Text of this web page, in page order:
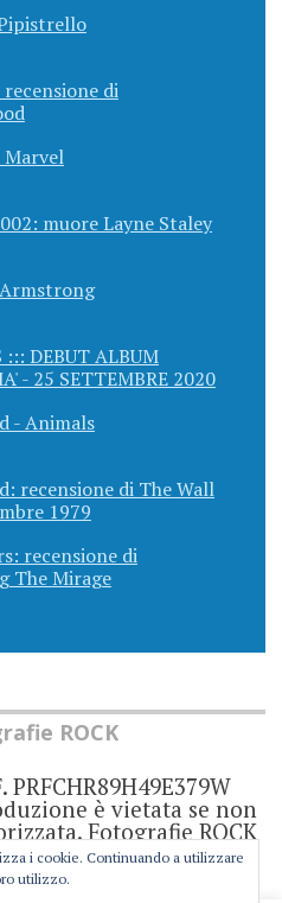
di
Marvel
muore Layne Staley
::: DEBUT ALBUM
- 25 SETTEMBRE 2020
- Animals
recensione di The Wall
1979
recensione di
The Mirage
ROCK
è vietata se non
Fotografie ROCK
testata giornalistica in
senza alcuna
i cookie. Continuando a utilizzare
utilizzo.